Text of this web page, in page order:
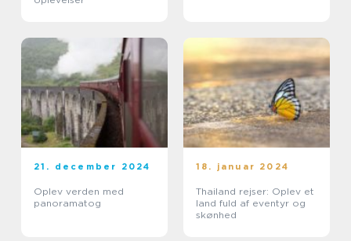
21. december 2024
Oplev verden med
panoramatog
18. januar 2024
Thailand rejser: Oplev et
land fuld af eventyr og
skønhed